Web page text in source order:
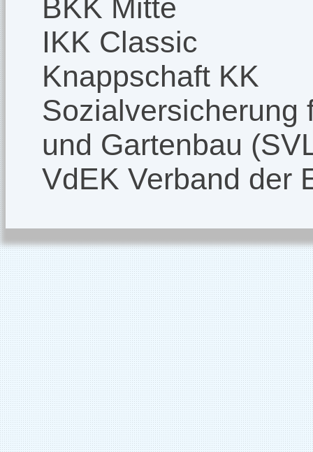
BKK Mitte
IKK Classic
Knappschaft KK
Sozialversicherung
und Gartenbau
VdEK Verband der